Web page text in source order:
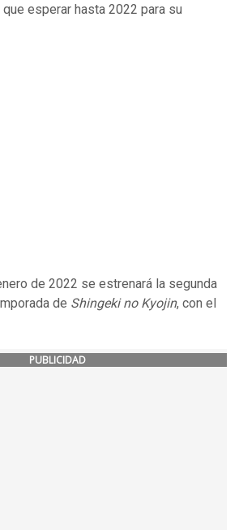
esperar hasta 2022 para su
de 2022 se estrenará la segunda
de Shingeki no Kyojin, con el
PUBLICIDAD